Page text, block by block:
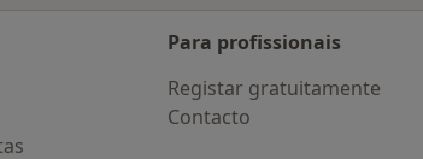
Para profissionais
Registar gratuitamente
Contacto